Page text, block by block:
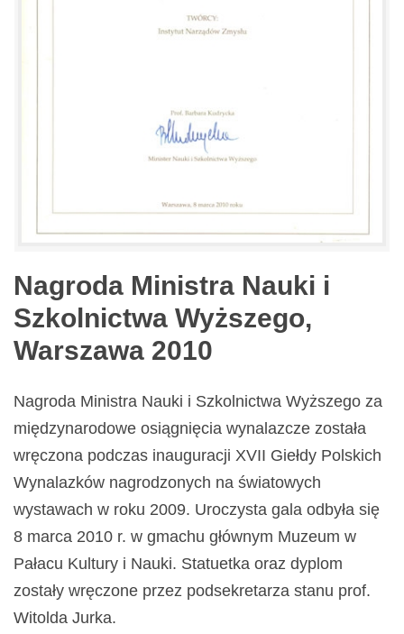
Nagroda Ministra Nauki i
Szkolnictwa Wyższego,
Warszawa 2010
Nagroda Ministra Nauki i Szkolnictwa Wyższego za
międzynarodowe osiągnięcia wynalazcze została
wręczona podczas inauguracji XVII Giełdy Polskich
Wynalazków nagrodzonych na światowych
wystawach w roku 2009. Uroczysta gala odbyła się
8 marca 2010 r. w gmachu głównym Muzeum w
Pałacu Kultury i Nauki. Statuetka oraz dyplom
zostały wręczone przez podsekretarza stanu prof.
Witolda Jurka.